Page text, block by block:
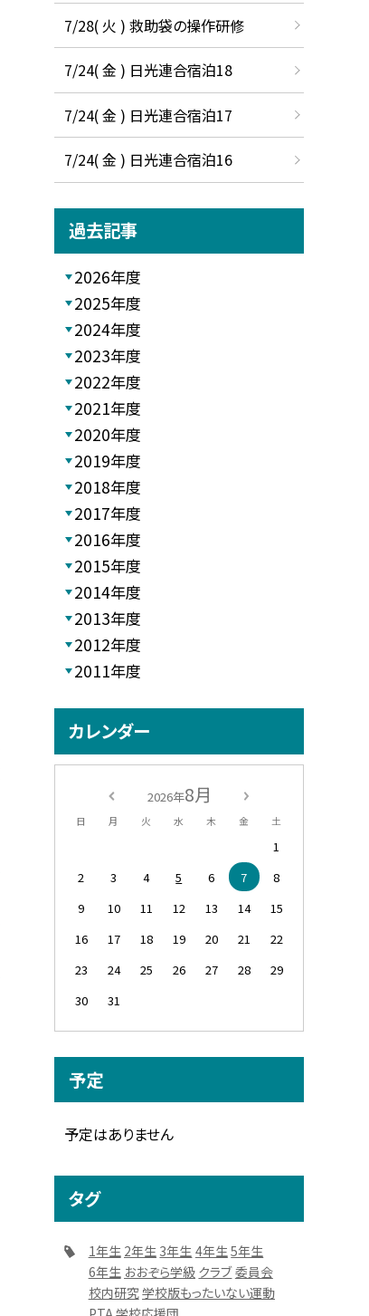
7/28( 火 ) 救助袋の操作研修
7/24( 金 ) 日光連合宿泊18
7/24( 金 ) 日光連合宿泊17
7/24( 金 ) 日光連合宿泊16
過去記事
2026年度
2025年度
2024年度
2023年度
2022年度
2021年度
2020年度
2019年度
2018年度
2017年度
2016年度
2015年度
2014年度
2013年度
2012年度
2011年度
カレンダー
2026年8月
日 月 火 水 木 金 土
1
2
3 4 5 6 7
8
9
10 11 12 13 14
15
16
17 18 19 20 21
22
23
24 25 26 27 28
29
30
31
予定
予定はありません
タグ
1年生 2年生 3年生 4年生5年生
6年生 おおぞら学級 クラブ委員会
校内研究学校版もったいない運動